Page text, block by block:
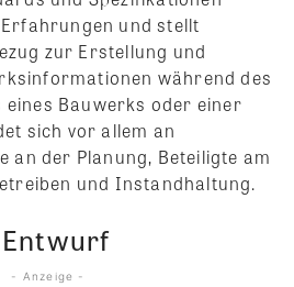
und stellt
zur Erstellung und
während des
eines Bauwerks oder einer
sich vor allem an
an der Planung, Beteiligte am
und Instandhaltung.
- Anzeige -